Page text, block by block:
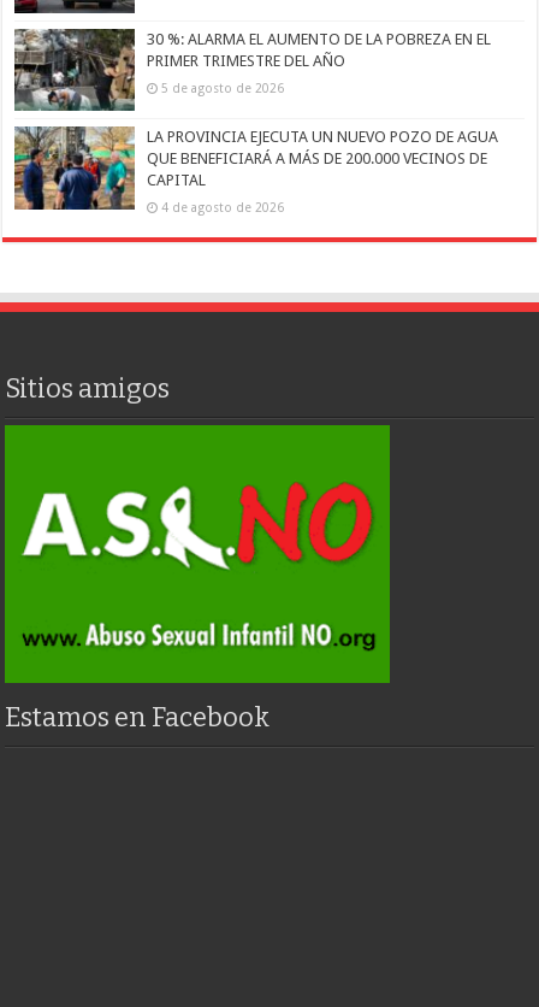
30 %: ALARMA EL AUMENTO DE LA POBREZA EN EL
PRIMER TRIMESTRE DEL AÑO
5 de agosto de 2026
LA PROVINCIA EJECUTA UN NUEVO POZO DE AGUA
QUE BENEFICIARÁ A MÁS DE 200.000 VECINOS DE
CAPITAL
4 de agosto de 2026
Sitios amigos
Estamos en Facebook